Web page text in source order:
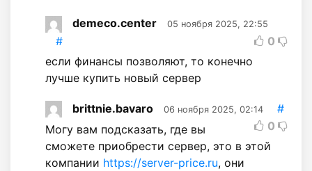
demeco.center 05 ноября 2025, 22:55
#
0
если финансы позволяют, то конечно
лучше купить новый сервер
brittnie.bavaro 06 ноября 2025, 02:14
#
0
Могу вам подсказать, где вы
сможете приобрести сервер, это в этой
компании https://server-price.ru, они